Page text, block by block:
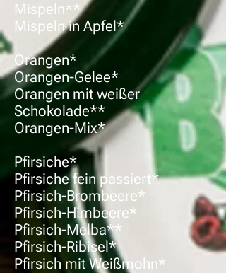
Mispeln**
Mispeln in Apfel*
Orangen*
Orangen-Gelee*
Orangen mit weißer
Schokolade**
Orangen-Mix*
Pfirsiche*
Pfirsiche fein passiert*
Pfirsich-Brombeere*
Pfirsich-Himbeere*
Pfirsich-Melba**
Pfirsich-Ribisel*
Pfirsich mit Weißmohn*